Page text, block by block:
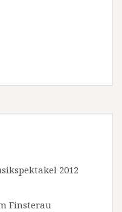
2012
Finsterau